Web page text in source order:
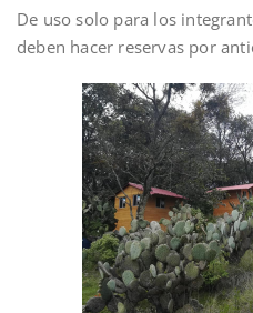
​De uso solo para los
deben hacer reservas por